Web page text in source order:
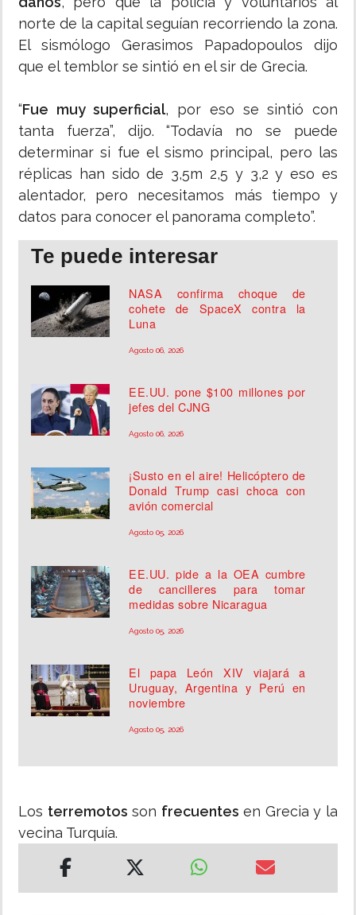
norte de la capital seguían recorriendo la zona.
El sismólogo Gerasimos Papadopoulos dijo
que el temblor se sintió en el sir de Grecia.
“Fue muy superficial, por eso se sintió con
tanta fuerza”, dijo. “Todavía no se puede
determinar si fue el sismo principal, pero las
réplicas han sido de 3,5m 2,5 y 3,2 y eso es
alentador, pero necesitamos más tiempo y
datos para conocer el panorama completo”.
Te puede interesar
NASA confirma choque de
cohete de SpaceX contra la
Luna
Agosto 06, 2026
EE.UU. pone $100 millones por
jefes del CJNG
Agosto 06, 2026
¡Susto en el aire! Helicóptero de
Donald Trump casi choca con
avión comercial
Agosto 05, 2026
EE.UU. pide a la OEA cumbre
de cancilleres para tomar
medidas sobre Nicaragua
Agosto 05, 2026
El papa León XIV viajará a
Uruguay, Argentina y Perú en
noviembre
Agosto 05, 2026
Los terremotos son frecuentes en Grecia y la
vecina Turquía.